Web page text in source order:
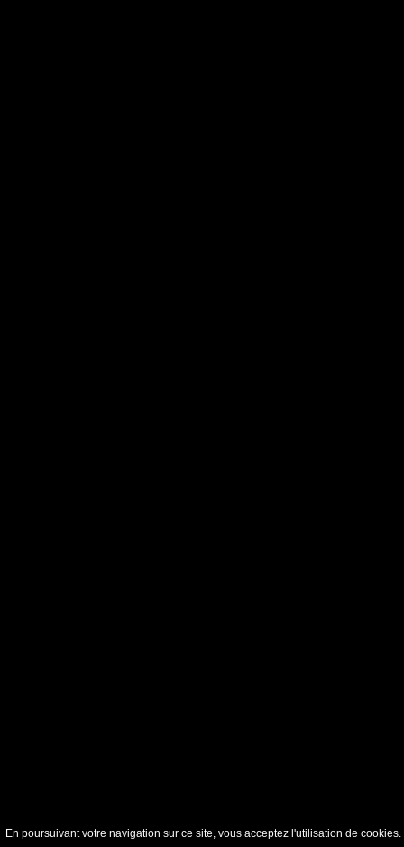
En poursuivant votre navigation sur ce site, vous acceptez l'utilisation de